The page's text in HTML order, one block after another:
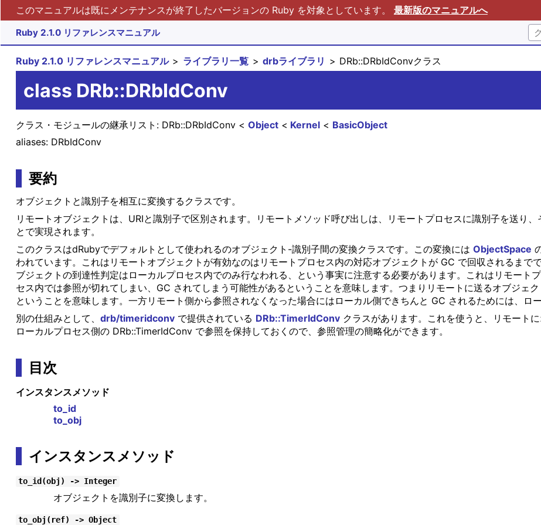
このマニュアルは既にメンテナンスが終了したバージョンの Ruby を対象としています。 最新版のマニュアルへ
Ruby 2.1.0 リファレンスマニュアル
Ruby 2.1.0 リファレンスマニュアル ライブラリ一覧 drbライブラリ DRb::DRbIdConvクラス
class DRb::DRbIdConv
クラス・モジュールの継承リスト: BasicObject
Kernel
Object
DRb::DRbIdConv
aliases: DRbIdConv
要約
オブジェクトと識別子を相互に変換するクラスです。
リモートオブジェクトは、URIと識別子で区別されます。リモートメソッド呼び出しは、リモートプロセスに識別子を送り
とで実現されます。
このクラスはdRubyでデフォルトとして使われるのオブジェクト-識別子間の変換クラスです。この変換には ObjectSpace
われています。これはリモートオブジェクトが有効なのはリモートプロセス内の対応オブジェクトが GC で回収されるまで
ブジェクトの到達性判定はローカルプロセス内でのみ行なわれる、という事実に注意する必要があります。これはリモート
セス内では参照が切れてしまい、GC されてしまう可能性があるということを意味します。つまりリモートに送るオブジェ
ということを意味します。一方リモート側から参照されなくなった場合にはローカル側できちんと GC されるためには、ロ
別の仕組みとして、 drb/timeridconvで提供されている DRb::TimerIdConvクラスがあります。これを使うと、リモート
ローカルプロセス側の DRb::TimerIdConv で参照を保持しておくので、参照管理の簡略化ができます。
目次
インスタンスメソッド
to_id
to_obj
インスタンスメソッド
to_id(obj) -> Integer
オブジェクトを識別子に変換します。
to_obj(ref) -> Object